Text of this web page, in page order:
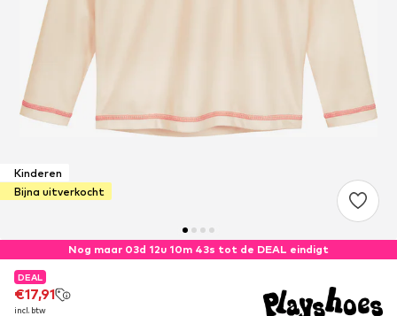
Kinderen
Bijna uitverkocht
Nog maar 03d 12u 10m 43s tot de DEAL eindigt
DEAL
€17,91
incl. btw
DEAL
€17,91
incl. btw